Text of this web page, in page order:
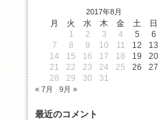
2017年8月
月 火 水 木 金 土
日
1
2 3 4 5
6
7
8 9 10 11 12
13
14
15 16 17 18 19
20
21
22 23 24 25 26
27
28
29 30 31
« 7月 9月 »
最近のコメント